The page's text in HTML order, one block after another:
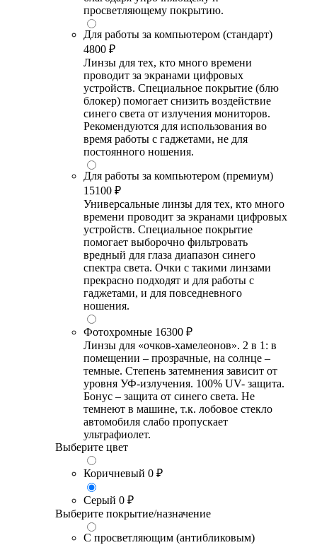
просветляющему покрытию.
Для работы за компьютером (стандарт)
4800 ₽
Линзы для тех, кто много времени
проводит за экранами цифровых
устройств. Специальное покрытие (блю
блокер) помогает снизить воздействие
синего света от излучения мониторов.
Рекомендуются для использования во
время работы с гаджетами, не для
постоянного ношения.
Для работы за компьютером (премиум)
15100 ₽
Универсальные линзы для тех, кто много
времени проводит за экранами цифровых
устройств. Специальное покрытие
помогает выборочно фильтровать
вредный для глаза диапазон синего
спектра света. Очки с такими линзами
прекрасно подходят и для работы с
гаджетами, и для повседневного
ношения.
Фотохромные 16300 ₽
Линзы для «очков-хамелеонов». 2 в 1: в
помещении – прозрачные, на солнце –
темные. Степень затемнения зависит от
уровня УФ-излучения. 100% UV- защита.
Бонус – защита от синего света. Не
темнеют в машине, т.к. лобовое стекло
автомобиля слабо пропускает
ультрафиолет.
Выберите цвет
Коричневый 0 ₽
Серый 0 ₽
Выберите покрытие/назначение
С просветляющим (антибликовым)